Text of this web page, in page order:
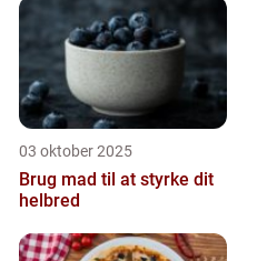
03 oktober 2025
Brug mad til at styrke dit
helbred